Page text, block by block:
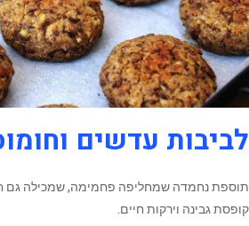
לביבות עדשים
תוספת נחמדה שמחליפה פחמימה, שמכילה גם
קופסת גבינה וירקות חיים.